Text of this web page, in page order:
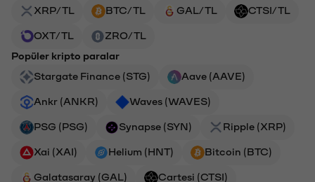
XRP/TL BTC/TL GAL/TL CTSI/TL
OXT/TL
ZRO/TL
Popüler kripto paralar
Stargate Finance (STG)
Aave (AAVE)
Ankr (ANKR) Waves (WAVES)
PSG (PSG) Synapse (SYN) Ripple (XRP)
Xai (XAI) Helium (HNT) Bitcoin (BTC)
Galatasaray (GAL) Cartesi (CTSI)